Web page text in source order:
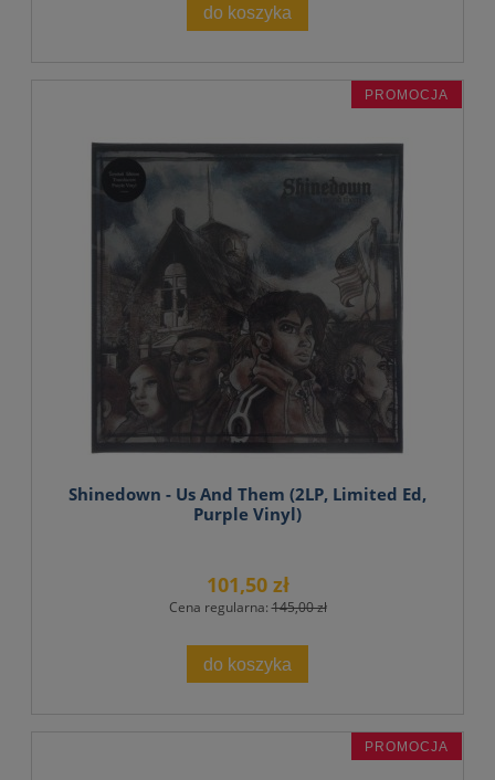
do koszyka
Shinedown - Us And Them (2LP, Limited Ed,
Purple Vinyl)
101,50 zł
Cena regularna:145,00 zł
do koszyka
PROMOCJA
PROMOCJA